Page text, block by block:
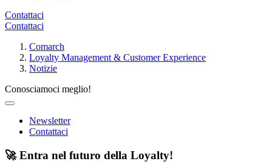
Contattaci
Contattaci
Comarch
Loyalty Management & Customer Experience
Notizie
Conosciamoci meglio!
Newsletter
Contattaci
🚀 Entra nel futuro della Loyalty!